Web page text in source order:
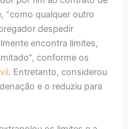
“como qualquer outro
despedir
encontra limites,
conforme os
. Entretanto, considerou
e o reduziu para